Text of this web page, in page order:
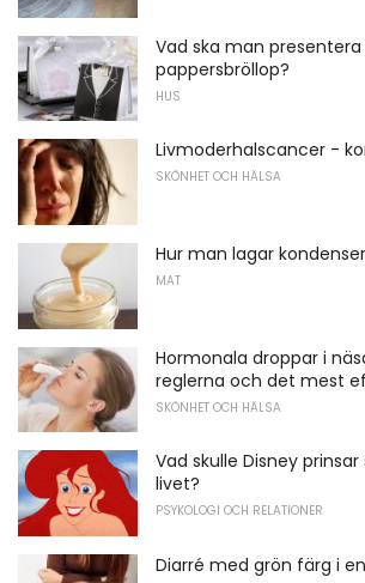
Vad ska man
pappersbröllop?
HUS
Livmoderhalscancer -
SKÖNHET OCH HÄLSA
Hur man lagar
MAT
Hormonala droppar i
reglerna och det mest
SKÖNHET OCH HÄLSA
Vad skulle Disney
livet?
PSYKOLOGI OCH RELATIONER
Diarré med grön färg i